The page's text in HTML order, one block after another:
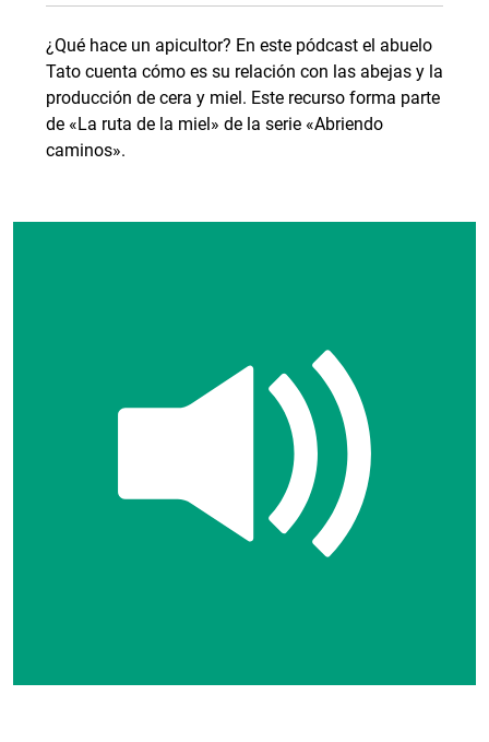
¿Qué hace un apicultor? En este pódcast el abuelo
Tato cuenta cómo es su relación con las abejas y la
producción de cera y miel. Este recurso forma parte
de «La ruta de la miel» de la serie «Abriendo
caminos».